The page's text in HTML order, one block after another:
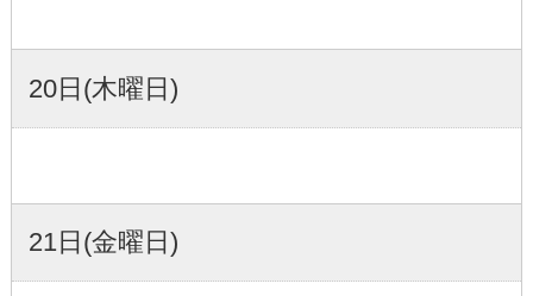
20日(木曜日)
21日(金曜日)